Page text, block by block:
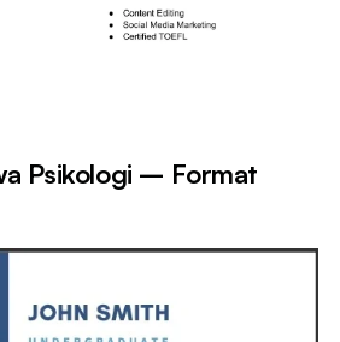
Psikologi – Format